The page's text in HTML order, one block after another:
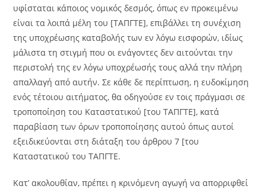
υφίσταται κάποιος νομικός δεσμός, όπως εν προκειμένω
είναι τα λοιπά μέλη του [ΤΑΠΓΤΕ], επιβάλλει τη συνέχιση
της υποχρέωσης καταβολής των εν λόγω εισφορών, ιδίως
μάλιστα τη στιγμή που οι ενάγοντες δεν αιτούνται την
περιστολή της εν λόγω υποχρέωσής τους αλλά την πλήρη
απαλλαγή από αυτήν. Σε κάθε δε περίπτωση, η ευδοκίμηση
ενός τέτοιου αιτήματος, θα οδηγούσε εν τοις πράγμασι σε
τροποποίηση του Καταστατικού [του ΤΑΠΓΤΕ], κατά
παραβίαση των όρων τροποποίησης αυτού όπως αυτοί
εξειδικεύονται στη διάταξη του άρθρου 7 [του
Καταστατικού του ΤΑΠΓΤΕ.
Κατ’ ακολουθίαν, πρέπει η κρινόμενη αγωγή να απορριφθεί